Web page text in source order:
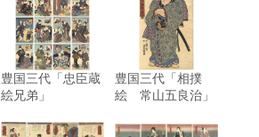
豊国三代「忠臣蔵
絵兄弟」
豊国三代「相撲
絵 常山五良治」